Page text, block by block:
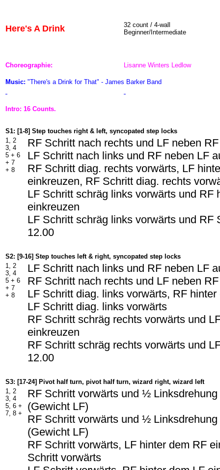
Here's A Drink
32 count / 4-wall
Beginner/Intermediate
Choreographie: Lisanne Winters Ledlow
Music: "There's a Drink for That" - James Barker Band
Intro: 16 Counts.
S1: [1-8] Step touches right & left, syncopated step locks
1, 2
3, 4
5 + 6
+ 7
+ 8
RF Schritt nach rechts und LF neben
LF Schritt nach links und RF neben LF
RF Schritt diag. rechts vorwärts, LF
einkreuzen, RF Schritt diag. rechts
LF Schritt schräg links vorwärts und RF
einkreuzen
LF Schritt schräg links vorwärts und RF
12.00
S2: [9-16] Step touches left & right, syncopated step locks
1, 2
3, 4
5 + 6
+ 7
+ 8
LF Schritt nach links und RF neben LF
RF Schritt nach rechts und LF neben
LF Schritt diag. links vorwärts, RF
LF Schritt diag. links vorwärts
RF Schritt schräg rechts vorwärts und
einkreuzen
RF Schritt schräg rechts vorwärts und
12.00
S3: [17-24] Pivot half turn, pivot half turn, wizard right, wizard left
1, 2
3, 4
5, 6 +
7, 8 +
RF Schritt vorwärts und ½
(Gewicht LF)
RF Schritt vorwärts und ½
(Gewicht LF)
RF Schritt vorwärts, LF hinter dem RF
Schritt vorwärts